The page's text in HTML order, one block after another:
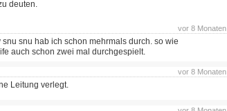
deuten.
vor 8 Monaten
snu snu hab ich schon mehrmals durch. so wie
auch schon zwei mal durchgespielt.
vor 8 Monaten
Leitung verlegt.